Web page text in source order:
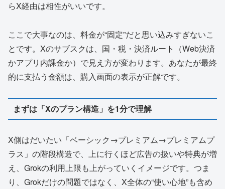
らX経由は相性がいいです。
ここで大事なのは、料金が“固定”だと思い込みすぎないこ
とです。Xのサブスクは、国・税・決済ルート（Web決済
かアプリ内課金か）で見え方が変わります。あなたが最終
的に支払う金額は、購入画面の表示が正解です。
まずは「Xのプラン構造」を1分で理解
X側はだいたい「ベーシック→プレミアム→プレミアムプ
ラス」の階段構造で、上に行くほど広告の扱いや特典が増
え、Grokの利用上限も上がっていくイメージです。つま
り、Grokだけの問題ではなく、X全体の“使い心地”も含め